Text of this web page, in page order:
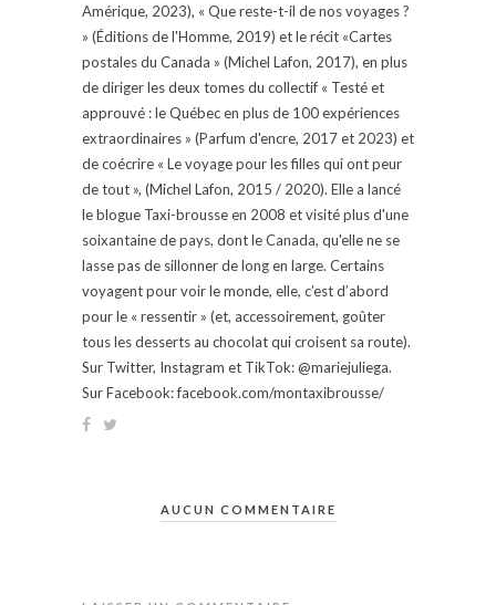
Amérique, 2023), « Que reste-t-il de nos voyages ?
» (Éditions de l'Homme, 2019) et le récit «Cartes
postales du Canada » (Michel Lafon, 2017), en plus
de diriger les deux tomes du collectif « Testé et
approuvé : le Québec en plus de 100 expériences
extraordinaires » (Parfum d'encre, 2017 et 2023) et
de coécrire « Le voyage pour les filles qui ont peur
de tout », (Michel Lafon, 2015 / 2020). Elle a lancé
le blogue Taxi-brousse en 2008 et visité plus d'une
soixantaine de pays, dont le Canada, qu'elle ne se
lasse pas de sillonner de long en large. Certains
voyagent pour voir le monde, elle, c’est d’abord
pour le « ressentir » (et, accessoirement, goûter
tous les desserts au chocolat qui croisent sa route).
Sur Twitter, Instagram et TikTok: @mariejuliega.
Sur Facebook: facebook.com/montaxibrousse/
AUCUN COMMENTAIRE